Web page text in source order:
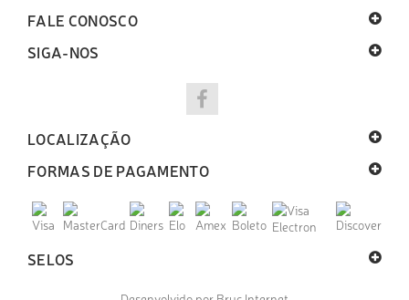
FALE CONOSCO
SIGA-NOS
LOCALIZAÇÃO
FORMAS DE PAGAMENTO
SELOS